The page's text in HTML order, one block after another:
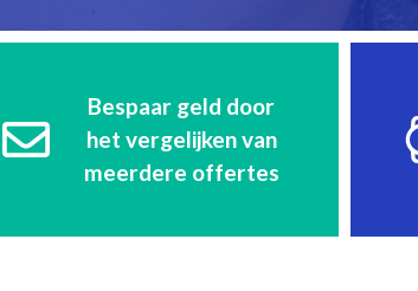
Bespaar geld door
het vergelijken van
meerdere offertes